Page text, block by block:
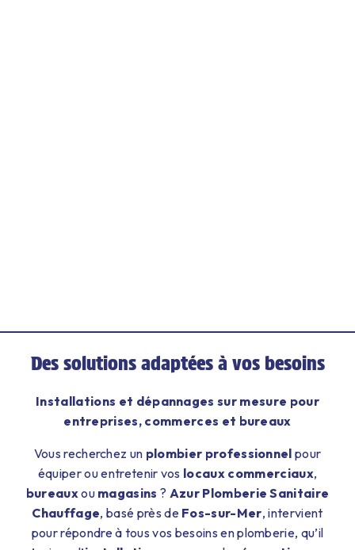
Des solutions adaptées à vos besoins
Installations et dépannages sur mesure pour
entreprises, commerces et bureaux
Vous recherchez un plombier professionnel pour
équiper ou entretenir vos locaux commerciaux,
bureaux ou magasins ? Azur Plomberie Sanitaire
Chauffage, basé près de Fos-sur-Mer, intervient
pour répondre à tous vos besoins en plomberie, qu’il